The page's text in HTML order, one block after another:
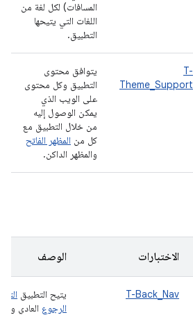
المسافات) لكل لغة من
اللغات التي يتيحها
التطبيق.
T-
Theme_Support
يتوافق محتوى
التطبيق وكل محتوى
على الويب الذي
يمكن الوصول إليه
من خلال التطبيق مع
كل من المظهر الفاتح
والمظهر الداكن.
الاختبارات الوصف
T-Back_Nav يتيح التطبيق
الرجوع العادي